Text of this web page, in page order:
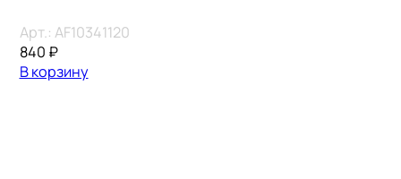
Арт.: AF10341120
840 ₽
В корзину